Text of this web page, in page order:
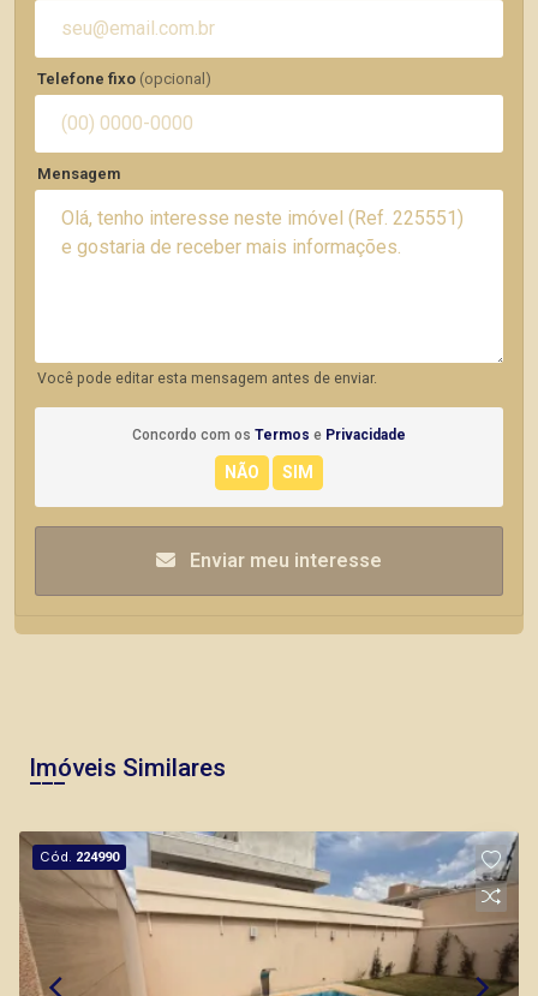
Telefone fixo (opcional)
Mensagem
Você pode editar esta mensagem antes de enviar.
Concordo com os Termos e Privacidade
Enviar meu interesse
Imóveis Similares
Cód. 224990